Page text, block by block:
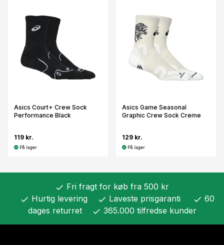
Asics Court+ Crew Sock
Performance Black
119 kr.
På lager
Asics Game Seasonal
Graphic Crew Sock Creme
129 kr.
På lager
check Fri fragt for køb fra 500 kr
check Hurtig levering check Laveste prisgaranti check 60
dages returret
check 365.000 tilfredse kunder